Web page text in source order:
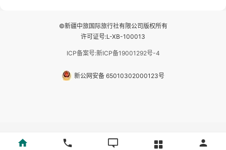
©新疆中旅国际旅行社有限公司版权所有
许可证号:L-XB-100013
ICP备案号:新ICP备19001292号-4
新公网安备 65010302000123号